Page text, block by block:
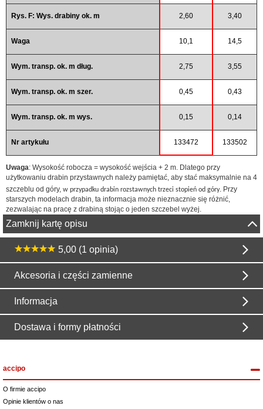
Rys. F: Wys. drabiny ok. m 2,60 3,40
Waga 10,1 14,5
Wym. transp. ok. m dług. 2,75 3,55
Wym. transp. ok. m szer. 0,45 0,43
Wym. transp. ok. m wys. 0,15 0,14
Nr artykułu 133472 133502
Uwaga: Wysokość robocza = wysokość wejścia + 2 m. Dlatego przy
użytkowaniu drabin przystawnych należy pamiętać, aby stać maksymalnie na 4
szczeblu od góry, w przypadku drabin rozstawnych trzeci stopień od góry. Przy
starszych modelach drabin, ta informacja może nieznacznie się różnić,
zezwalając na pracę z drabiną stojąc o jeden szczebel wyżej.
Zamknij kartę opisu
5,00 (1 opinia)
Akcesoria i części zamienne
Informacja
Dostawa i formy płatności
accipo
O firmie accipo
Opinie klientów o nas